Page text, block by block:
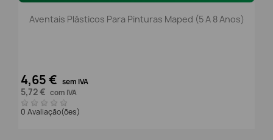
Aventais Plásticos Para Pinturas Maped (5 A 8 Anos)
4,65 € sem IVA
5,72 € com IVA
0 Avaliação(ões)